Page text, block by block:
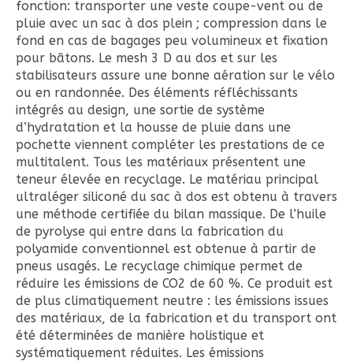
fonction: transporter une veste coupe-vent ou de
pluie avec un sac à dos plein ; compression dans le
fond en cas de bagages peu volumineux et fixation
pour bâtons. Le mesh 3 D au dos et sur les
stabilisateurs assure une bonne aération sur le vélo
ou en randonnée. Des éléments réfléchissants
intégrés au design, une sortie de système
d’hydratation et la housse de pluie dans une
pochette viennent compléter les prestations de ce
multitalent. Tous les matériaux présentent une
teneur élevée en recyclage. Le matériau principal
ultraléger siliconé du sac à dos est obtenu à travers
une méthode certifiée du bilan massique. De l’huile
de pyrolyse qui entre dans la fabrication du
polyamide conventionnel est obtenue à partir de
pneus usagés. Le recyclage chimique permet de
réduire les émissions de CO2 de 60 %. Ce produit est
de plus climatiquement neutre : les émissions issues
des matériaux, de la fabrication et du transport ont
été déterminées de manière holistique et
systématiquement réduites. Les émissions